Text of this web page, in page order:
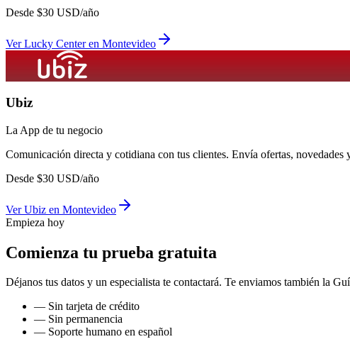
Desde $30 USD/año
VerLucky Centeren Montevideo
Ubiz
La App de tu negocio
Comunicación directa y cotidiana con tus clientes. Envía ofertas,
Desde $30 USD/año
VerUbiz en Montevideo
Empieza hoy
Comienza tu prueba gratuita
Déjanos tus datos y un especialista te contactará. Te enviamos también la
— Sin tarjeta de crédito
— Sin permanencia
— Soporte humano en español